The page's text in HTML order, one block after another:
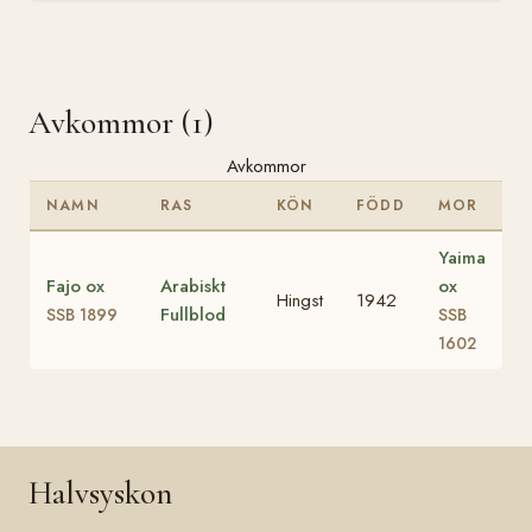
Avkommor (1)
Avkommor
NAMN RAS KÖN FÖDD MOR
Fajo ox
SSB 1899
Arabiskt
Fullblod
Hingst 1942
Yaima
ox
SSB
1602
Halvsyskon